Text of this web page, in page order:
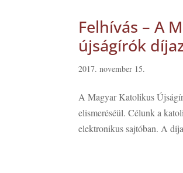
Felhívás – A
újságírók
2017. november 15.
A Magyar Katolikus
elismeréséül. Célunk a
elektronikus sajtóban. A